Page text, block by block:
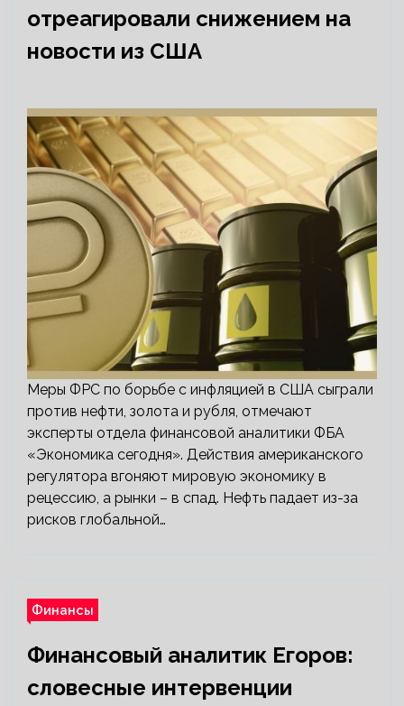
отреагировали снижением на
новости из США
Меры ФРС по борьбе с инфляцией в США сыграли
против нефти, золота и рубля, отмечают
эксперты отдела финансовой аналитики ФБА
«Экономика сегодня». Действия американского
регулятора вгоняют мировую экономику в
рецессию, а рынки – в спад. Нефть падает из-за
рисков глобальной…
Финансы
Финансовый аналитик Егоров:
словесные интервенции